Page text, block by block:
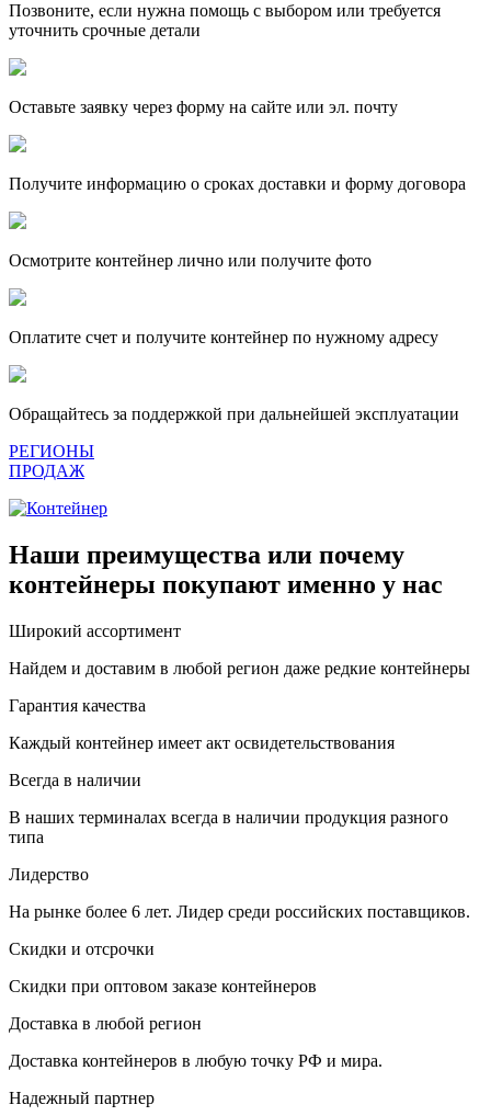
Позвоните, если нужна помощь с выбором или требуется
уточнить срочные детали
Оставьте заявку через форму на сайте или эл. почту
Получите информацию о сроках доставки и форму договора
Осмотрите контейнер лично или получите фото
Оплатите счет и получите контейнер по нужному адресу
Обращайтесь за поддержкой при дальнейшей эксплуатации
РЕГИОНЫ
ПРОДАЖ
Наши преимущества или почему
контейнеры покупают именно у нас
Широкий ассортимент
Найдем и доставим в любой регион даже редкие контейнеры
Гарантия качества
Каждый контейнер имеет акт освидетельствования
Всегда в наличии
В наших терминалах всегда в наличии продукция разного
типа
Лидерство
На рынке более 6 лет. Лидер среди российских поставщиков.
Скидки и отсрочки
Скидки при оптовом заказе контейнеров
Доставка в любой регион
Доставка контейнеров в любую точку РФ и мира.
Надежный партнер